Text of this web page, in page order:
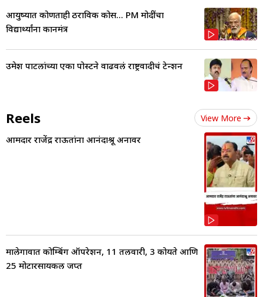
आयुष्यात कोणताही ठराविक कोर्स... PM मोदींचा
विद्यार्थ्यांना कानमंत्र
उमेश पाटलांच्या एका पोस्टने वाढवलं राष्ट्रवादीचं टेन्शन
Reels View More
आमदार राजेंद्र राऊतांना आनंदाश्रू अनावर
मालेगावात कोम्बिंग ऑपरेशन, 11 तलवारी, 3 कोयते आणि
25 मोटारसायकल जप्त